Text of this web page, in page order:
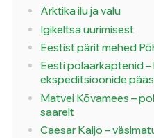
Arktika ilu ja valu
Igikeltsa uurimisest
Eestist pärit mehed
Eesti polaarkaptenid
ekspeditsioonide
Matvei Kõvamees –
saarelt
Caesar Kaljo –